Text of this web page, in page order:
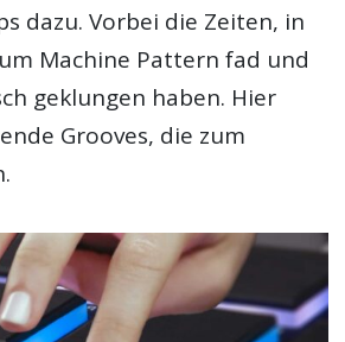
dazu. Vorbei die Zeiten, in
Machine Pattern fad und
geklungen haben. Hier
Grooves, die zum